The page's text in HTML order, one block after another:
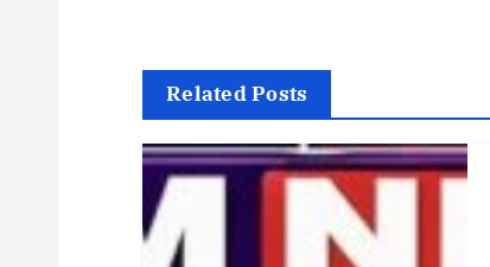
Related Posts